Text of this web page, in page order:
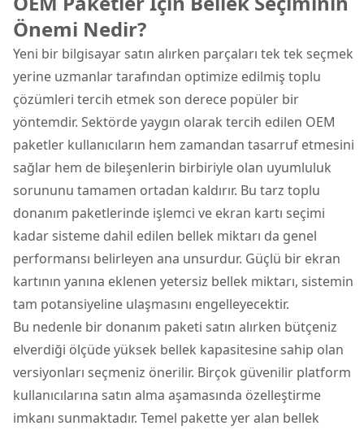
Önemi Nedir?
Yeni bir bilgisayar satın alırken parçaları tek tek seçmek
yerine uzmanlar tarafından optimize edilmiş toplu
çözümleri tercih etmek son derece popüler bir
yöntemdir. Sektörde yaygın olarak tercih edilen OEM
paketler kullanıcıların hem zamandan tasarruf etmesini
sağlar hem de bileşenlerin birbiriyle olan uyumluluk
sorununu tamamen ortadan kaldırır. Bu tarz toplu
donanım paketlerinde işlemci ve ekran kartı seçimi
kadar sisteme dahil edilen bellek miktarı da genel
performansı belirleyen ana unsurdur. Güçlü bir ekran
kartının yanına eklenen yetersiz bellek miktarı, sistemin
tam potansiyeline ulaşmasını engelleyecektir.
Bu nedenle bir donanım paketi satın alırken bütçeniz
elverdiği ölçüde yüksek bellek kapasitesine sahip olan
versiyonları seçmeniz önerilir. Birçok güvenilir platform
kullanıcılarına satın alma aşamasında özelleştirme
imkanı sunmaktadır. Temel pakette yer alan bellek